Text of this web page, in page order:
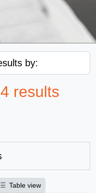
by:
results
Table view